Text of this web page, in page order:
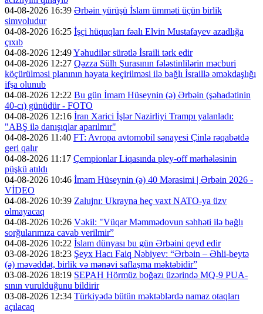
04-08-2026 16:39 Ərbəin yürüşü İslam ümməti üçün birlik
simvoludur
04-08-2026 16:25 İşçi hüquqları fəalı Elvin Mustafayev azadlığa
çıxıb
04-08-2026 12:49Yəhudilər sürətlə İsraili tərk edir
04-08-2026 12:27 Qəzza Sülh Şurasının fələstinlilərin məcburi
köçürülməsi planının həyata keçirilməsi ilə bağlı İsraillə əməkdaşlığı
ifşa olunub
04-08-2026 12:22 Bu gün İmam Hüseynin (ə) Ərbəin (şəhadətinin
40-cı) günüdür - FOTO
04-08-2026 12:16 İran Xarici İşlər Nazirliyi Trampı yalanladı:
"ABŞ ilə danışıqlar aparılmır"
04-08-2026 11:40 FT: Avropa avtomobil sənayesi Çinlə rəqabətdə
geri qalır
04-08-2026 11:17 Çempionlar Liqasında pley-off mərhələsinin
püşkü atıldı
04-08-2026 10:46 İmam Hüseynin (ə) 40 Mərasimi | Ərbəin 2026 -
VİDEO
04-08-2026 10:39 Zalujnı: Ukrayna heç vaxt NATO-ya üzv
olmayacaq
04-08-2026 10:26 Vəkil: "Vüqar Məmmədovun səhhəti ilə bağlı
sorğularımıza cavab verilmir”
04-08-2026 10:22 İslam dünyası bu gün Ərbəini qeyd edir
03-08-2026 18:23 Şeyx Hacı Faiq Nəbiyev: “Ərbəin – Əhli-beytə
(ə) məvəddət, birlik və mənəvi saflaşma məktəbidir”
03-08-2026 18:19 SEPAH Hörmüz boğazı üzərində MQ-9 PUA-
sının vurulduğunu bildirir
03-08-2026 12:34 Türkiyədə bütün məktəblərdə namaz otaqları
açılacaq